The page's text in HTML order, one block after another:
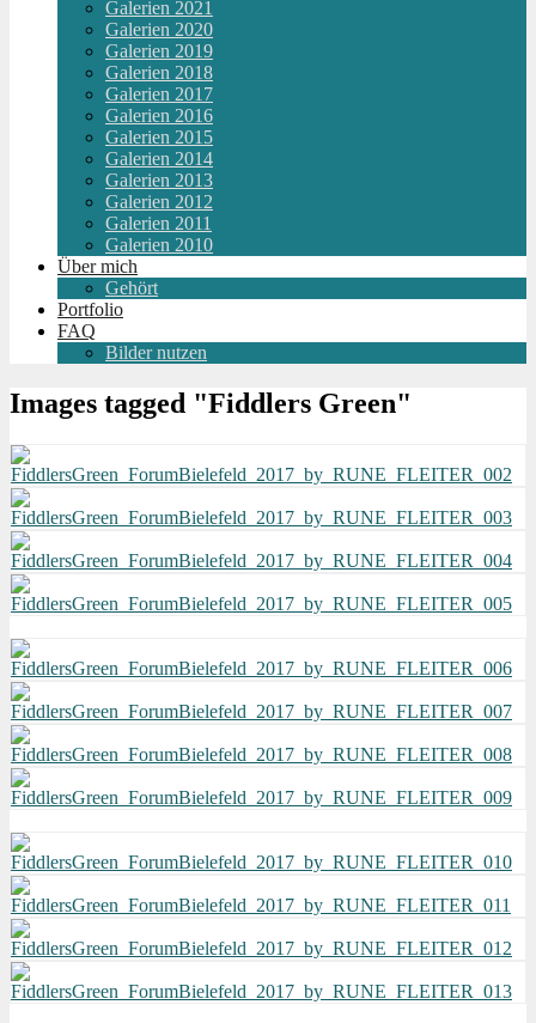
Galerien 2021
Galerien 2020
Galerien 2019
Galerien 2018
Galerien 2017
Galerien 2016
Galerien 2015
Galerien 2014
Galerien 2013
Galerien 2012
Galerien 2011
Galerien 2010
Über mich
Gehört
Portfolio
FAQ
Bilder nutzen
Images tagged "Fiddlers Green"